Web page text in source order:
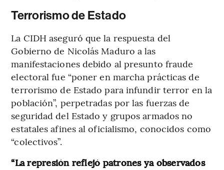
Terrorismo de Estado
La CIDH aseguró que la respuesta del
Gobierno de Nicolás Maduro a las
manifestaciones debido al presunto fraude
electoral fue “poner en marcha prácticas de
terrorismo de Estado para infundir terror en la
población”, perpetradas por las fuerzas de
seguridad del Estado y grupos armados no
estatales afines al oficialismo, conocidos como
“colectivos”.
“La represión reflejó patrones ya observados